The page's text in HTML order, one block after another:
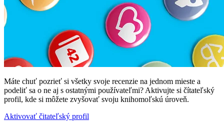
Máte chuť pozrieť si všetky svoje recenzie na jednom mieste a
podeliť sa o ne aj s ostatnými používateľmi? Aktivujte si čítateľský
profil, kde si môžete zvyšovať svoju knihomoľskú úroveň.
Aktivovať čitateľský profil